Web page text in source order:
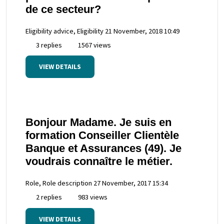
de ce secteur?
Eligibility advice, Eligibility 21 November, 2018 10:49
3 replies
1567 views
VIEW DETAILS
Bonjour Madame. Je suis en
formation Conseiller Clientèle
Banque et Assurances (49). Je
voudrais connaître le métier.
Role, Role description 27 November, 2017 15:34
2 replies
983 views
VIEW DETAILS